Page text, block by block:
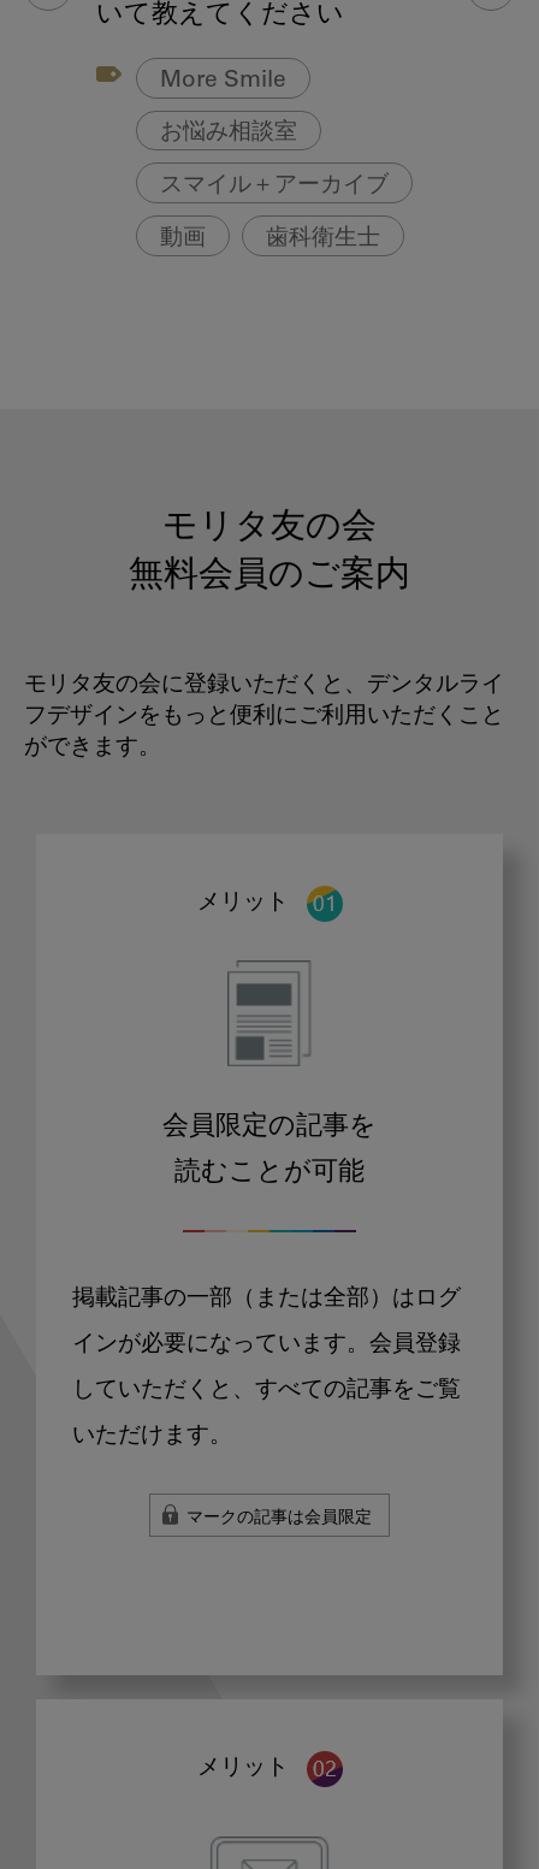
いて教えてください
More Smile
お悩み相談室
スマイル＋アーカイブ
動画 歯科衛生士
モリタ友の会
無料会員のご案内
モリタ友の会に登録いただくと、デンタルライ
フデザインをもっと便利にご利用いただくこと
ができます。
メリット
会員限定の記事を
読むことが可能
掲載記事の一部（または全部）はログ
インが必要になっています。会員登録
していただくと、すべての記事をご覧
いただけます。
マークの記事は会員限定
メリット